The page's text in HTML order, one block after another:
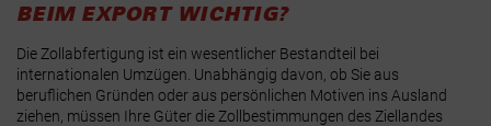
BEIM EXPORT WICHTIG?
Die Zollabfertigung ist ein wesentlicher Bestandteil bei
internationalen Umzügen. Unabhängig davon, ob Sie aus
beruflichen Gründen oder aus persönlichen Motiven ins Ausland
ziehen, müssen Ihre Güter die Zollbestimmungen des Ziellandes